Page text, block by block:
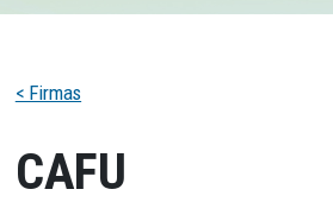
< Firmas
CAFU